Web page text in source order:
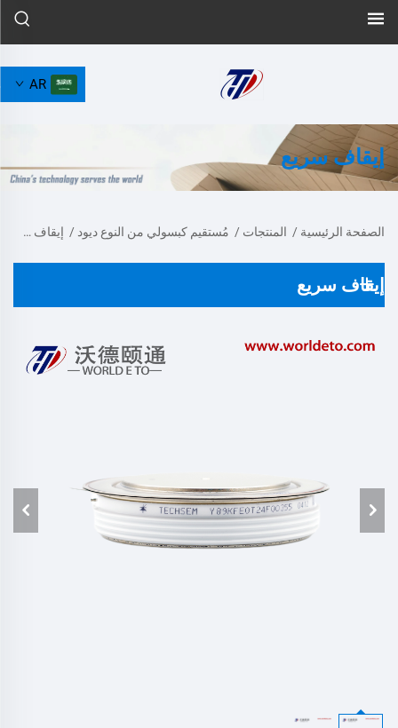
AR
إيقاف سريع
الصفحة الرئيسية / المنتجات / مُستقيم كبسولي من النوع ديود / إيقاف سريع
إيقاف سريع